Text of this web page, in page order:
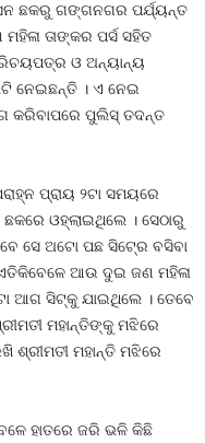
ଛକରୁ ଗଙ୍ଗନଗର ପର୍ଯ୍ୟନ୍ତ
ତାଙ୍କର ପର୍ସ ସହିତ
ପରିଚୟପତ୍ର ଓ ଅନ୍ୟାନ୍ୟ
ନେଇଛନ୍ତି । ଏ ନେଇ
କରିବାପରେ ପୁଲିସ୍‍ ତଦନ୍ତ
ପ୍ରାୟ ୨ଟା ସମୟରେ
ଓହ୍ଲାଇଥିଲେ । ସେଠାରୁ
ସେ ଅଟୋ ପଛ ସିଟ୍‍ରେ ବସିବା
ଆଉ ଦୁଇ ଜଣ ମହିଳା
ଆଗ ସିଟ୍‍କୁ ଯାଇଥିଲେ । ତେବେ
ମହାନ୍ତିଙ୍କୁ ମଝିରେ
ଶ୍ରୀମତୀ ମହାନ୍ତି ମଝିରେ
ହାତରେ ଜରି ଭଳି କିଛି